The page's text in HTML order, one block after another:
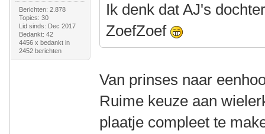
Berichten: 2.878
Topics: 30
Lid sinds: Dec 2017
Bedankt: 42
4456 x bedankt in
2452 berichten
Ik denk dat AJ's
ZoefZoef
Van prinses naar
Ruime keuze aan
plaatje compleet te